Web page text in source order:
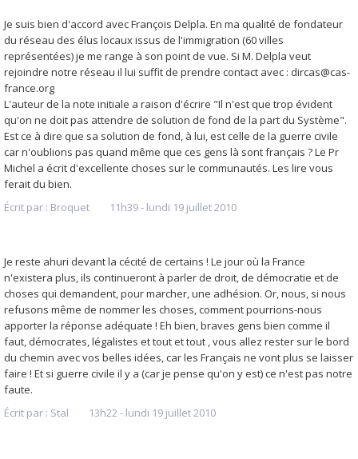
Je suis bien d'accord avec François Delpla. En ma qualité de fondateur
du réseau des élus locaux issus de l'immigration (60 villes
représentées) je me range à son point de vue. Si M. Delpla veut
rejoindre notre réseau il lui suffit de prendre contact avec : dircas@cas-
france.org
L'auteur de la note initiale a raison d'écrire "Il n'est que trop évident
qu'on ne doit pas attendre de solution de fond de la part du Système".
Est ce à dire que sa solution de fond, à lui, est celle de la guerre civile
car n'oublions pas quand même que ces gens là sont français ? Le Pr
Michel a écrit d'excellente choses sur le communautés. Les lire vous
ferait du bien.
Écrit par : Broquet 11h39- lundi 19 juillet 2010
Je reste ahuri devant la cécité de certains ! Le jour où la France
n'existera plus, ils continueront à parler de droit, de démocratie et de
choses qui demandent, pour marcher, une adhésion. Or, nous, si nous
refusons même de nommer les choses, comment pourrions-nous
apporter la réponse adéquate ! Eh bien, braves gens bien comme il
faut, démocrates, légalistes et tout et tout , vous allez rester sur le bord
du chemin avec vos belles idées, car les Français ne vont plus se laisser
faire ! Et si guerre civile il y a (car je pense qu'on y est) ce n'est pas notre
faute.
Écrit par : Stal 13h22- lundi 19 juillet 2010